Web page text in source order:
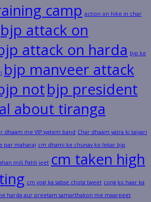
camp action on hike in char
bjp attack on
attack on harda bjp ke
bjp manveer attack
notbjp president
about tiranga
dhaam me VIP system band Char dhaam yatra ki taiyari
par maharaj cm dhami ke chunav ko lekar bjp
mili Pahli jeet cm taken high
cm yogi ka sabse chota tweet cong ko haar ka
harda aur preetam samarthakon me maarpeet